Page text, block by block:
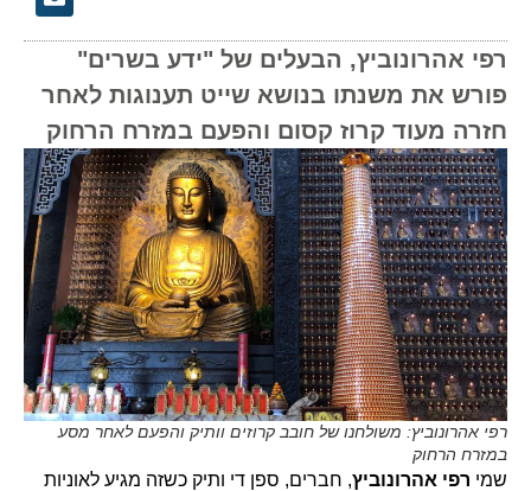
רפי אהרונוביץ, הבעלים של "ידע בשרים"
פורש את משנתו בנושא שייט תענוגות לאחר
חזרה מעוד קרוז קסום והפעם במזרח הרחוק
רפי אהרונוביץ: משולחנו של חובב קרוזים וותיק והפעם לאחר מסע
במזרח הרחוק
שמירפי אהרונוביץ, חברים, ספן די ותיק כשזה מגיע לאוניות